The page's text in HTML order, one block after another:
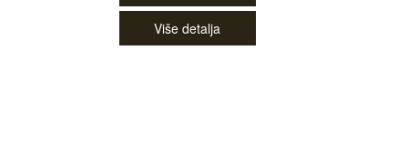
Više detalja